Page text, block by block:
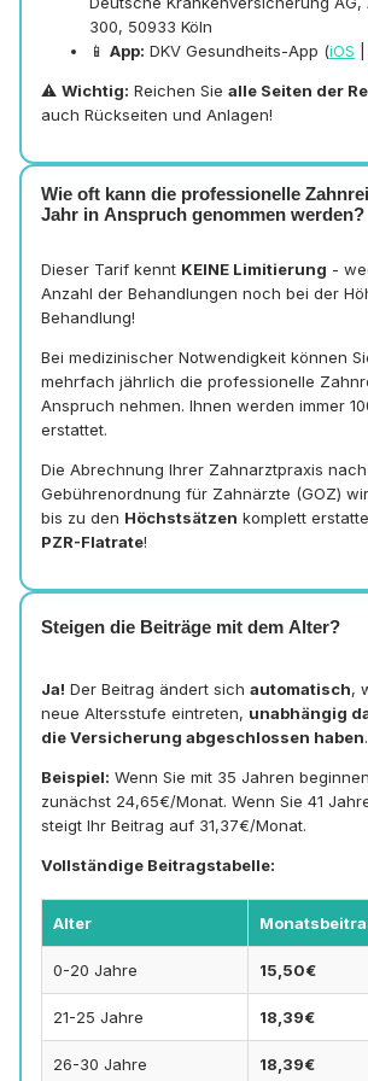
300, 50933 Köln
📱 App: DKV Gesundheits-App (iOS
⚠️ Wichtig: Reichen Sie alle Seiten der
auch Rückseiten und Anlagen!
Wie oft kann die professionelle
Jahr in Anspruch genommen werden?
Dieser Tarif kennt KEINE Limitierung -
Anzahl der Behandlungen noch bei der
Behandlung!
Bei medizinischer Notwendigkeit können
mehrfach jährlich die professionelle
Anspruch nehmen. Ihnen werden immer
erstattet.
Die Abrechnung Ihrer Zahnarztpraxis
Gebührenordnung für Zahnärzte (GOZ)
bis zu den Höchstsätzen komplett
PZR-Flatrate!
Steigen die Beiträge mit dem Alter?
Ja! Der Beitrag ändert sich automatisch,
neue Altersstufe eintreten, unabhängig
die Versicherung abgeschlossen haben.
Beispiel: Wenn Sie mit 35 Jahren
zunächst 24,65€/Monat. Wenn Sie 41
steigt Ihr Beitrag auf 31,37€/Monat.
Vollständige Beitragstabelle:
Alter
0-20 Jahre 15,50€
21-25 Jahre 18,39€
26-30 Jahre 18,39€